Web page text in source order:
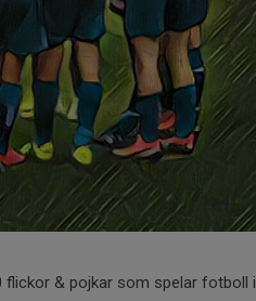
& pojkar som spelar fotboll i